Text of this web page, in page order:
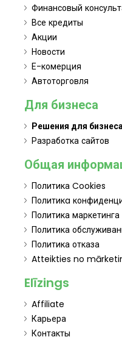
Финансовый
Все кредиты
Акции
Новости
Е-комерция
Автоторговля
Для бизнеса
Решения для
Разработка сайтов
Общая
Политика Cookies
Политикa
Политика маркетинга
Политика
Политика отказа
Atteikties no
Elīzings
Affiliate
Карьера
Контакты